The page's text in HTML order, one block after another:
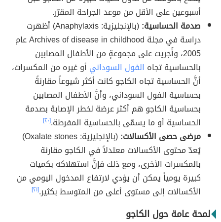
أسبوعين على الأقل من موعد الجراحة المقرّر.
صدمة الحساسية:
(بالإنجليزية: Anaphylaxis) أظهرت
دراسة في مجلة Archives of disease in childhood عام
2005، وأُجريت على مجموعةٍ من الأطفال المصابين
بالحساسية تجاه الفول السوداني أو غيره من المكسرات،
أنَّ الحساسية تجاه الكاجو كانت أكثر شيوعاً مقارنةً
بحساسية الفول السوداني، وأنَّ الأطفال المصابين
بحساسية الكاجو هم أكثر عرضة لخطر الإصابة بصدمة
الحساسية أو ما يسمّى بالحساسية المفرطة.[٢٠]
مرضى حصى الأكسالات:
(بالإنجليزية: Oxalate stones)
يُعدّ محتوى الأكسالات معتدلاً في الكاجو مقارنة
بالمكسرات الأخرى، ومع ذلك فإنَّ استهلاكه بكميات
كبيرة يومياً يمكن أن يؤدي لارتفاع المدخول اليومي من
الأكسالات إلى مستوى أعلى من المتوسط بكثير.[٢١]
لمحة عامة حول الكاجو